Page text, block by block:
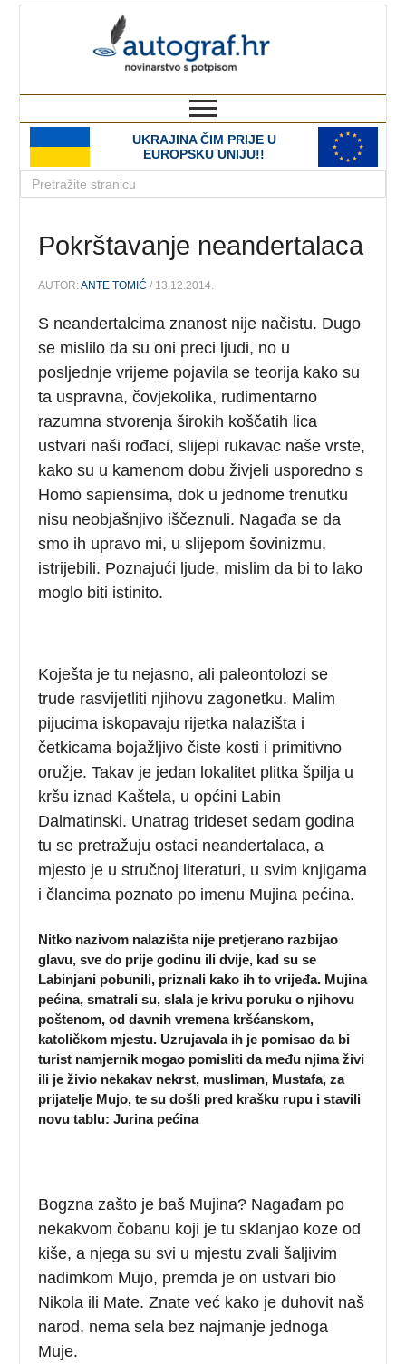
UKRAJINA ČIM PRIJE U
EUROPSKU UNIJU!!
Pokrštavanje neandertalaca
AUTOR:ANTE TOMIĆ / 13.12.2014.
S neandertalcima znanost nije načistu. Dugo
se mislilo da su oni preci ljudi, no u
posljednje vrijeme pojavila se teorija kako su
ta uspravna, čovjekolika, rudimentarno
razumna stvorenja širokih koščatih lica
ustvari naši rođaci, slijepi rukavac naše vrste,
kako su u kamenom dobu živjeli usporedno s
Homo sapiensima, dok u jednome trenutku
nisu neobjašnjivo iščeznuli. Nagađa se da
smo ih upravo mi, u slijepom šovinizmu,
istrijebili. Poznajući ljude, mislim da bi to lako
moglo biti istinito.
Koješta je tu nejasno, ali paleontolozi se
trude rasvijetliti njihovu zagonetku. Malim
pijucima iskopavaju rijetka nalazišta i
četkicama bojažljivo čiste kosti i primitivno
oružje. Takav je jedan lokalitet plitka špilja u
kršu iznad Kaštela, u općini Labin
Dalmatinski. Unatrag trideset sedam godina
tu se pretražuju ostaci neandertalaca, a
mjesto je u stručnoj literaturi, u svim knjigama
i člancima poznato po imenu Mujina pećina.
Nitko nazivom nalazišta nije pretjerano razbijao
glavu, sve do prije godinu ili dvije, kad su se
Labinjani pobunili, priznali kako ih to vrijeđa. Mujina
pećina, smatrali su, slala je krivu poruku o njihovu
poštenom, od davnih vremena kršćanskom,
katoličkom mjestu. Uzrujavala ih je pomisao da bi
turist namjernik mogao pomisliti da među njima živi
ili je živio nekakav nekrst, musliman, Mustafa, za
prijatelje Mujo, te su došli pred krašku rupu i stavili
novu tablu: Jurina pećina
Bogzna zašto je baš Mujina? Nagađam po
nekakvom čobanu koji je tu sklanjao koze od
kiše, a njega su svi u mjestu zvali šaljivim
nadimkom Mujo, premda je on ustvari bio
Nikola ili Mate. Znate već kako je duhovit naš
narod, nema sela bez najmanje jednoga
Muje.